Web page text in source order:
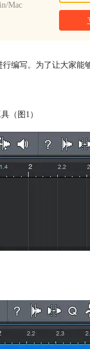
Mac
编写。为了让大家能
（图1）